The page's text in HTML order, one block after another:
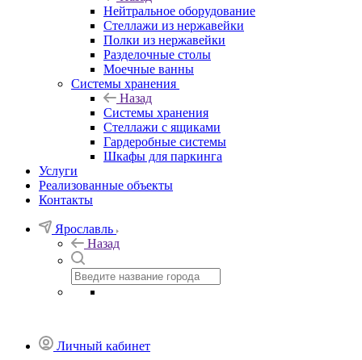
Нейтральное оборудование
Стеллажи из нержавейки
Полки из нержавейки
Разделочные столы
Моечные ванны
Системы хранения
Назад
Системы хранения
Стеллажи с ящиками
Гардеробные системы
Шкафы для паркинга
Услуги
Реализованные объекты
Контакты
Ярославль
Назад
Личный кабинет